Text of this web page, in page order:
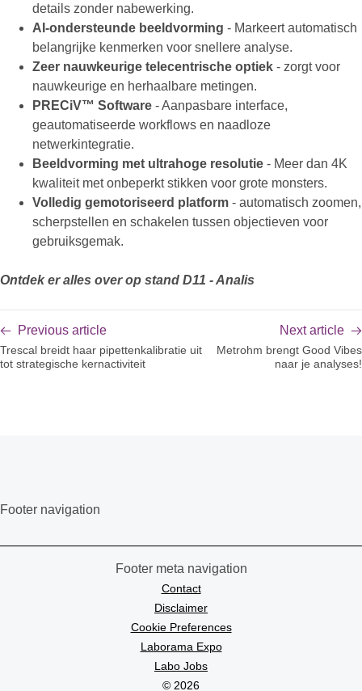
details zonder nabewerking.
AI-ondersteunde beeldvorming - Markeert automatisch
belangrijke kenmerken voor snellere analyse.
Zeer nauwkeurige telecentrische optiek - zorgt voor
nauwkeurige en herhaalbare metingen.
PRECiV™ Software - Aanpasbare interface,
geautomatiseerde workflows en naadloze
netwerkintegratie.
Beeldvorming met ultrahoge resolutie - Meer dan 4K
kwaliteit met onbeperkt stikken voor grote monsters.
Volledig gemotoriseerd platform - automatisch zoomen,
scherpstellen en schakelen tussen objectieven voor
gebruiksgemak.
Ontdek er alles over op stand D11 - Analis
Previous article
Trescal breidt haar pipettenkalibratie uit
tot strategische kernactiviteit
Next article
Metrohm brengt Good Vibes
naar je analyses!
Footer navigation
Footer meta navigation
Contact
Disclaimer
Cookie Preferences
Laborama Expo
Labo Jobs
© 2026